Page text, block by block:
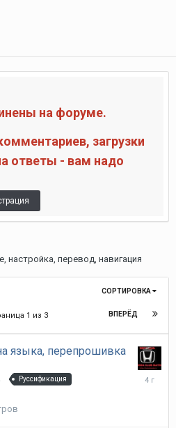
на форуме.
загрузки
ответы - вам надо
настройка, перевод, навигация
СОРТИРОВКА
ВПЕРЁД
1 из 3
языка, перепрошивка
Руссификация